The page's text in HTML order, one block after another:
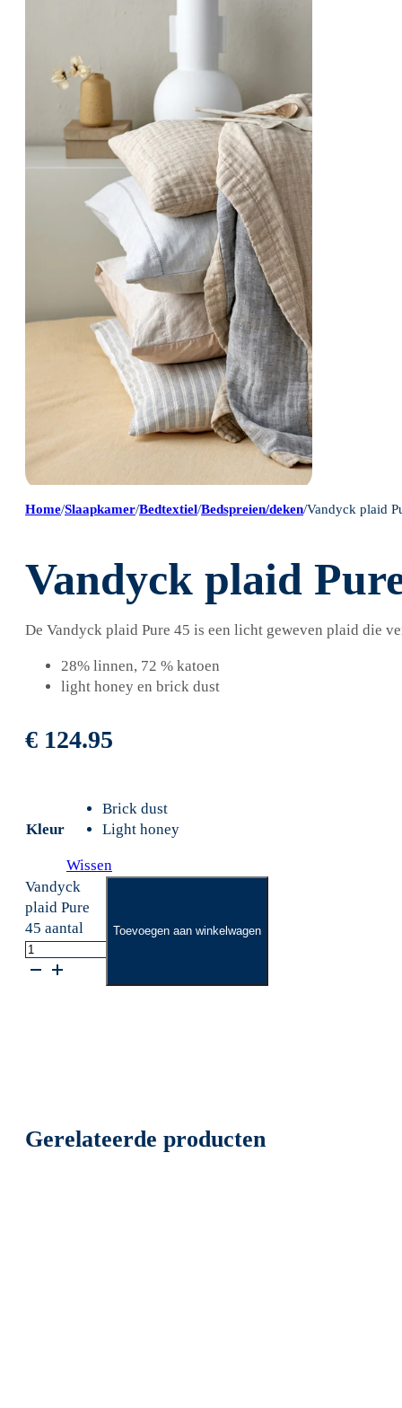
Home/Slaapkamer/Bedtextiel/Bedspreien/deken/Vandyck plaid
Vandyck plaid
De Vandyck plaid Pure 45 is een licht geweven plaid die
28% linnen, 72 % katoen
light honey en brick dust
€ 124.95
Kleur
Brick dust
Light honey
Wissen
Vandyck
plaid Pure
45 aantal
Toevoegen aan winkelwagen
Gerelateerde producten